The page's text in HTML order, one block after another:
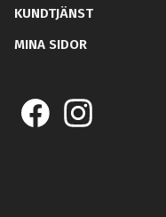
KUNDTJÄNST
MINA SIDOR